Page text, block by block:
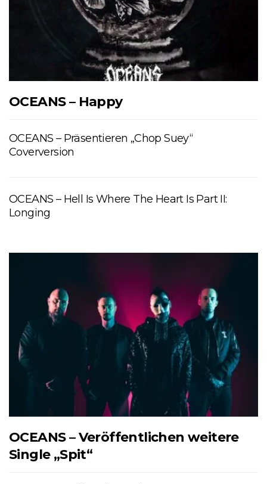
OCEANS – Happy
OCEANS – Präsentieren „Chop Suey“
Coverversion
OCEANS – Hell Is Where The Heart Is Part II:
Longing
OCEANS – Veröffentlichen weitere
Single „Spit“